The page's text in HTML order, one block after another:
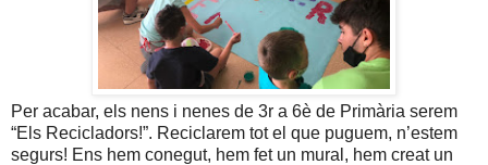
Per acabar, els nens i nenes de 3r a 6è de Primària serem
“Els Recicladors!”. Reciclarem tot el que puguem, n’estem
segurs! Ens hem conegut, hem fet un mural, hem creat un